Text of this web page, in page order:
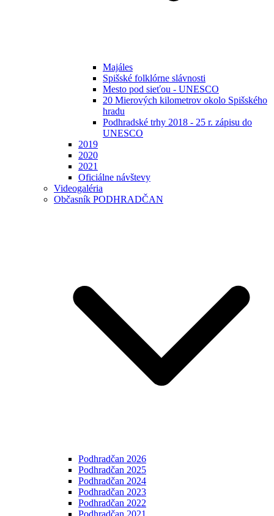
Majáles
Spišské folklórne slávnosti
Mesto pod sieťou - UNESCO
20 Mierových kilometrov okolo Spišského
hradu
Podhradské trhy 2018 - 25 r. zápisu do
UNESCO
2019
2020
2021
Oficiálne návštevy
Videogaléria
Občasník PODHRADČAN
Podhradčan 2026
Podhradčan 2025
Podhradčan 2024
Podhradčan 2023
Podhradčan 2022
Podhradčan 2021